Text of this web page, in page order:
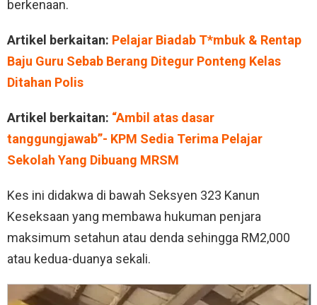
berkenaan.
Artikel berkaitan: Pelajar Biadab T*mbuk & Rentap
Baju Guru Sebab Berang Ditegur Ponteng Kelas
Ditahan Polis
Artikel berkaitan: “Ambil atas dasar
tanggungjawab”- KPM Sedia Terima Pelajar
Sekolah Yang Dibuang MRSM
Kes ini didakwa di bawah Seksyen 323 Kanun
Keseksaan yang membawa hukuman penjara
maksimum setahun atau denda sehingga RM2,000
atau kedua-duanya sekali.